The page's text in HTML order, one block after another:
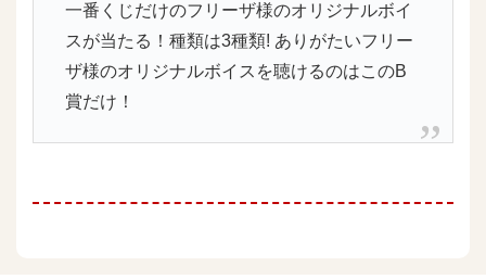
一番くじだけのフリーザ様のオリジナルボイ
スが当たる！種類は3種類! ありがたいフリー
ザ様のオリジナルボイスを聴けるのはこのB
賞だけ！